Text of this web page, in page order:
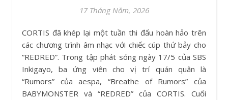
17 Tháng Năm, 2026
CORTIS đã khép lại một tuần thi đấu hoàn hảo trên
các chương trình âm nhạc với chiếc cúp thứ bảy cho
“REDRED”. Trong tập phát sóng ngày 17/5 của SBS
Inkigayo, ba ứng viên cho vị trí quán quân là
“Rumors” của aespa, “Breathe of Rumors” của
BABYMONSTER và “REDRED” của CORTIS. Cuối